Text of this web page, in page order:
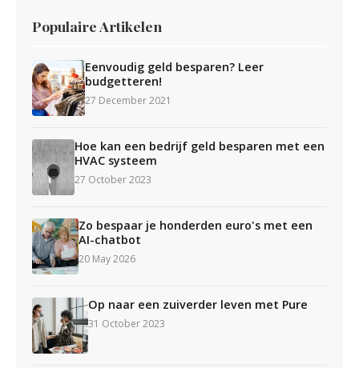
Populaire Artikelen
Eenvoudig geld besparen? Leer
budgetteren!
27 December 2021
Hoe kan een bedrijf geld besparen met een
HVAC systeem
27 October 2023
Zo bespaar je honderden euro's met een
AI-chatbot
20 May 2026
Op naar een zuiverder leven met Pure
31 October 2023